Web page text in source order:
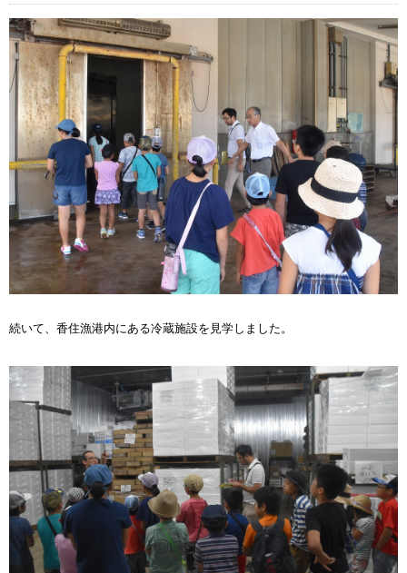
続いて、香住漁港内にある冷蔵施設を見学しました。